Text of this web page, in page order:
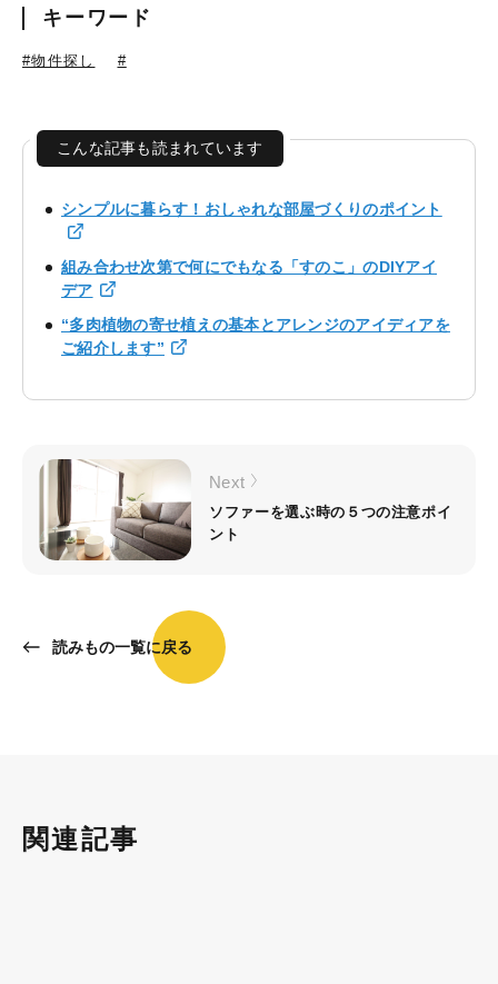
キーワード
#物件探し #
こんな記事も読まれています
シンプルに暮らす！おしゃれな部屋づくりのポイント
組み合わせ次第で何にでもなる「すのこ」のDIYアイ
デア
“多肉植物の寄せ植えの基本とアレンジのアイディアを
ご紹介します”
読みもの一覧に戻る
Next
ソファーを選ぶ時の５つの注意ポイ
ント
関連記事